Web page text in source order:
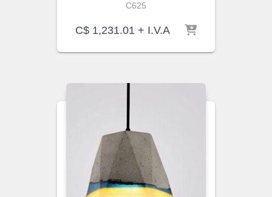
C625
C$ 1,231.01 + I.V.A